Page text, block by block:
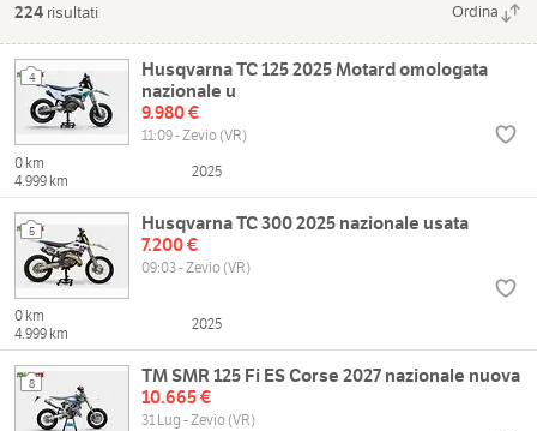
224 risultati Ordina
4
Husqvarna TC 125 2025 Motard omologata
nazionale u
9.980 €
11:09 - Zevio (VR)
0 km
4.999 km
2025
5
Husqvarna TC 300 2025 nazionale usata
7.200 €
09:03 - Zevio (VR)
0 km
4.999 km
2025
8
TM SMR 125 Fi ES Corse 2027 nazionale nuova
10.665 €
31 Lug - Zevio (VR)